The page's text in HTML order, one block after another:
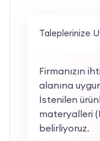
Taleplerinize
Firmanızın
alanına
İstenilen
materyalleri
belirliyoruz.